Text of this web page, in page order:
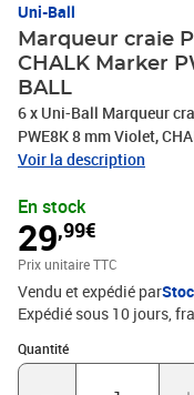
Uni-Ball
Marqueur craie
CHALK Marker
BALL
6 x Uni-Ball Marqueur
PWE8K 8 mm Violet,
resiste à la pluie et qui
Voir la description
En stock
29,99€
Prix unitaire TTC
Vendu et expédié par
Expédié sous 10 jours,
Quantité
Quantité : 1